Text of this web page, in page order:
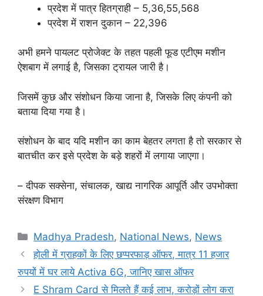
प्रदेश में पात्र हितग्राही – 5,36,55,568
प्रदेश में राशन दुकान – 22,396
अभी हमने पायलट प्रोजेक्ट के तहत पहली फूड एटीएम मशीन
ऐशबाग में लगाई है, जिसका ट्रायल जारी है।
जिसमें कुछ और संशोधन किया जाना है, जिसके लिए कंपनी को
बताया दिया गया है।
संशोधन के बाद यदि मशीन का काम बेहतर लगता है तो सरकार से
बातचीत कर इसे प्रदेश के बड़े शहरों में लगाया जाएगा।
– दीपक सक्सेना, संचालक, खाद्य नागरिक आपूर्ति और उपभोक्ता
संरक्षण विभाग
Categories
Madhya Pradesh, National News, News
होली में ग्राहकों के लिए छप्परफाड़ ऑफर, मात्र 11 हजार
रुपयों में घर लाये Activa 6G, जानिए खास ऑफर
E Shram Card से मिलते हैं कई लाभ, करोड़ों लोग करा